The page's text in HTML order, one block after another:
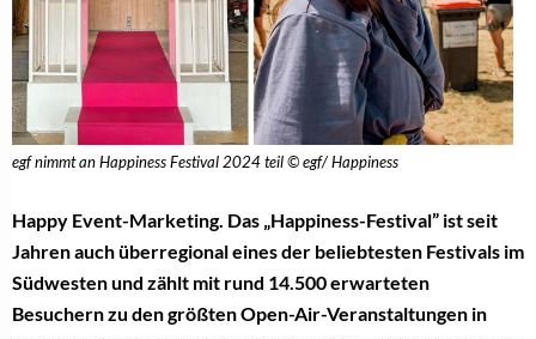
egf nimmt an Happiness Festival 2024 teil © egf/ Happiness
Happy Event-Marketing. Das „Happiness-Festival” ist seit
Jahren auch überregional eines der beliebtesten Festivals im
Südwesten und zählt mit rund 14.500 erwarteten
Besuchern zu den größten Open-Air-Veranstaltungen in